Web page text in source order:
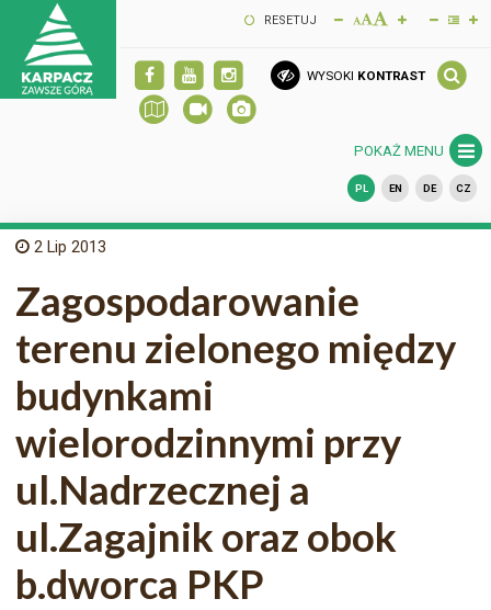
RESETUJ
WYSOKI KONTRAST
POKAŻ MENU
PL EN DE CZ
2 Lip 2013
Zagospodarowanie
terenu zielonego między
budynkami
wielorodzinnymi przy
ul.Nadrzecznej a
ul.Zagajnik oraz obok
b.dworca PKP